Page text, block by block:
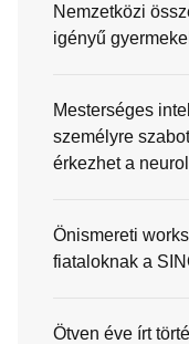
Nemzetközi
igényű
Mesterséges
személyre
érkezhet a
Önismereti
fiataloknak a
Ötven éve írt